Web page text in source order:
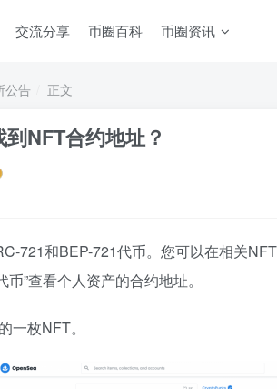
交流分享 币圈百科 币圈资讯
公告 正文
到NFT合约地址？
721和BEP-721代币。您可以在相关
”查看个人资产的合约地址。
一枚NFT。